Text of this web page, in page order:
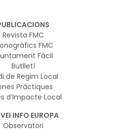
Revista FMC
FMC
Fàcil
Butlletí
de Regim Local
Pràctiques
d’Impacte Local
INFO EUROPA
Observatori